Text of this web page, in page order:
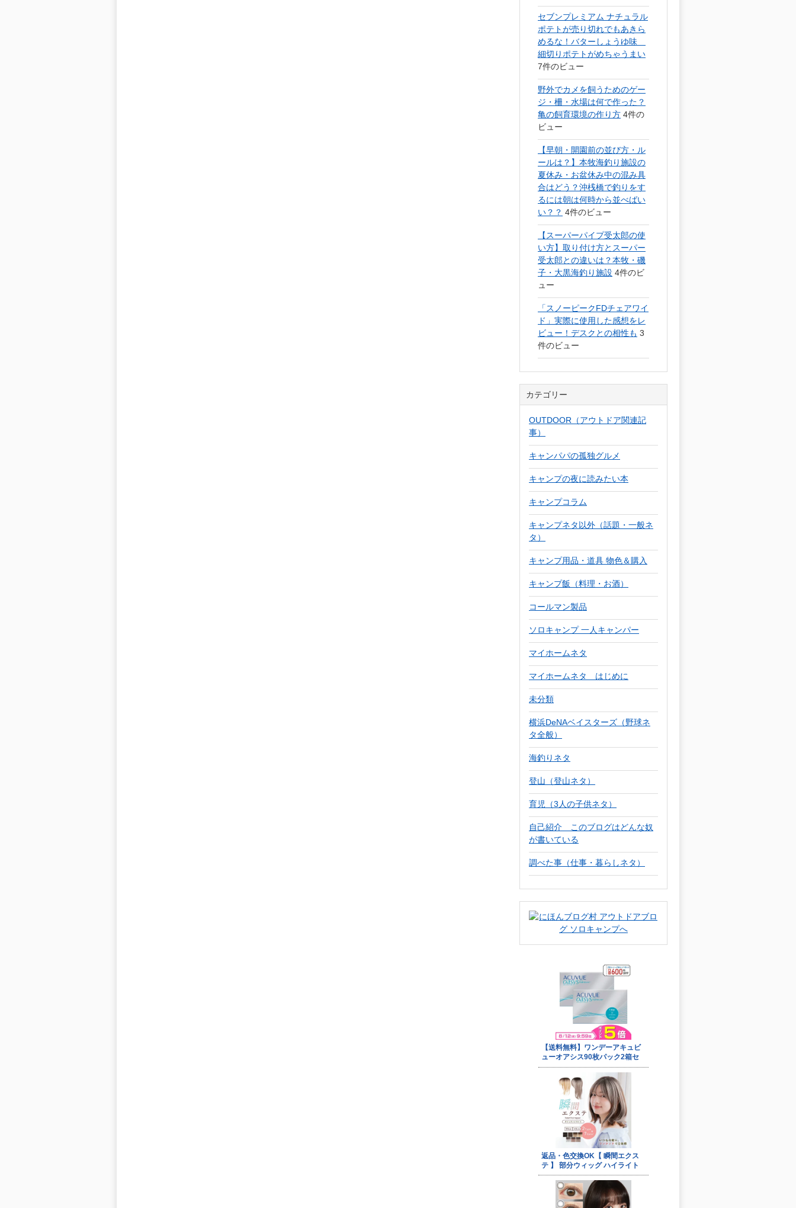
セブンプレミアム ナチュラル
ポテトが売り切れでもあきら
めるな！バターしょうゆ味
細切りポテトがめちゃうまい
7件のビュー
野外でカメを飼うためのゲー
ジ・柵・水場は何で作った？
亀の飼育環境の作り方 4件の
ビュー
【早朝・開園前の並び方・ル
ールは？】本牧海釣り施設の
夏休み・お盆休み中の混み具
合はどう？沖桟橋で釣りをす
るには朝は何時から並べばい
い？？ 4件のビュー
【スーパーパイプ受太郎の使
い方】取り付け方とスーパー
受太郎との違いは？本牧・磯
子・大黒海釣り施設 4件のビ
ュー
「スノーピークFDチェアワイ
ド」実際に使用した感想をレ
ビュー！デスクとの相性も 3
件のビュー
カテゴリー
OUTDOOR（アウトドア関連記
事）
キャンパパの孤独グルメ
キャンプの夜に読みたい本
キャンプコラム
キャンプネタ以外（話題・一般ネ
タ）
キャンプ用品・道具 物色＆購入
キャンプ飯（料理・お酒）
コールマン製品
ソロキャンプ 一人キャンパー
マイホームネタ
マイホームネタ はじめに
未分類
横浜DeNAベイスターズ（野球ネ
タ全般）
海釣りネタ
登山（登山ネタ）
育児（3人の子供ネタ）
自己紹介 このブログはどんな奴
が書いている
調べた事（仕事・暮らしネタ）